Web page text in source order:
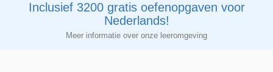
Inclusief 3200 gratis oefenopgaven voor
Nederlands!
Meer informatie over onze leeromgeving